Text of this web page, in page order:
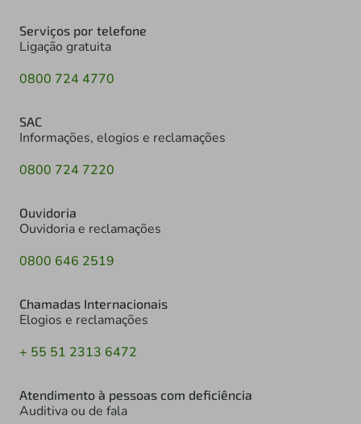
Serviços por telefone
Ligação gratuita
0800 724 4770
SAC
Informações, elogios e reclamações
0800 724 7220
Ouvidoria
Ouvidoria e reclamações
0800 646 2519
Chamadas Internacionais
Elogios e reclamações
+ 55 51 2313 6472
Atendimento à pessoas com deficiência
Auditiva ou de fala